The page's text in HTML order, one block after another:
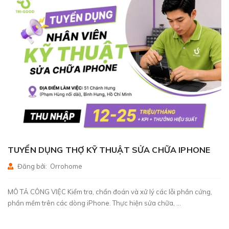
TUYỂN DỤNG THỢ KỸ THUẬT SỬA CHỮA IPHONE
Đăng bởi: Orrohome
MÔ TẢ CÔNG VIỆC Kiểm tra, chẩn đoán và xử lý các lỗi phần cứng,
phần mềm trên các dòng iPhone. Thực hiện sửa chữa, ...